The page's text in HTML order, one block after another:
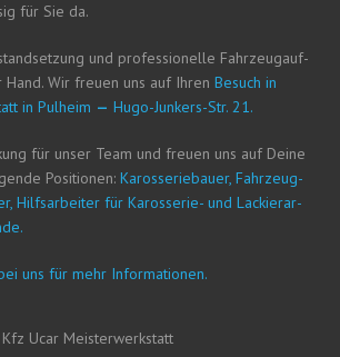
für Sie da.
und pro­fes­sio­nel­le Fahr­zeug­auf­
Wir freu­en uns auf Ihren Besuch in
in Pul­heim — Hugo-Jun­kers-Str. 21.
für unser Team und freu­en uns auf Dei­ne
Posi­tio­nen: Karos­se­rie­bau­er, Fahr­zeug­
Hilfs­ar­bei­ter für Karos­se­rie- und Lackier­ar­
uns für mehr Informationen.
Ucar Meisterwerkstatt